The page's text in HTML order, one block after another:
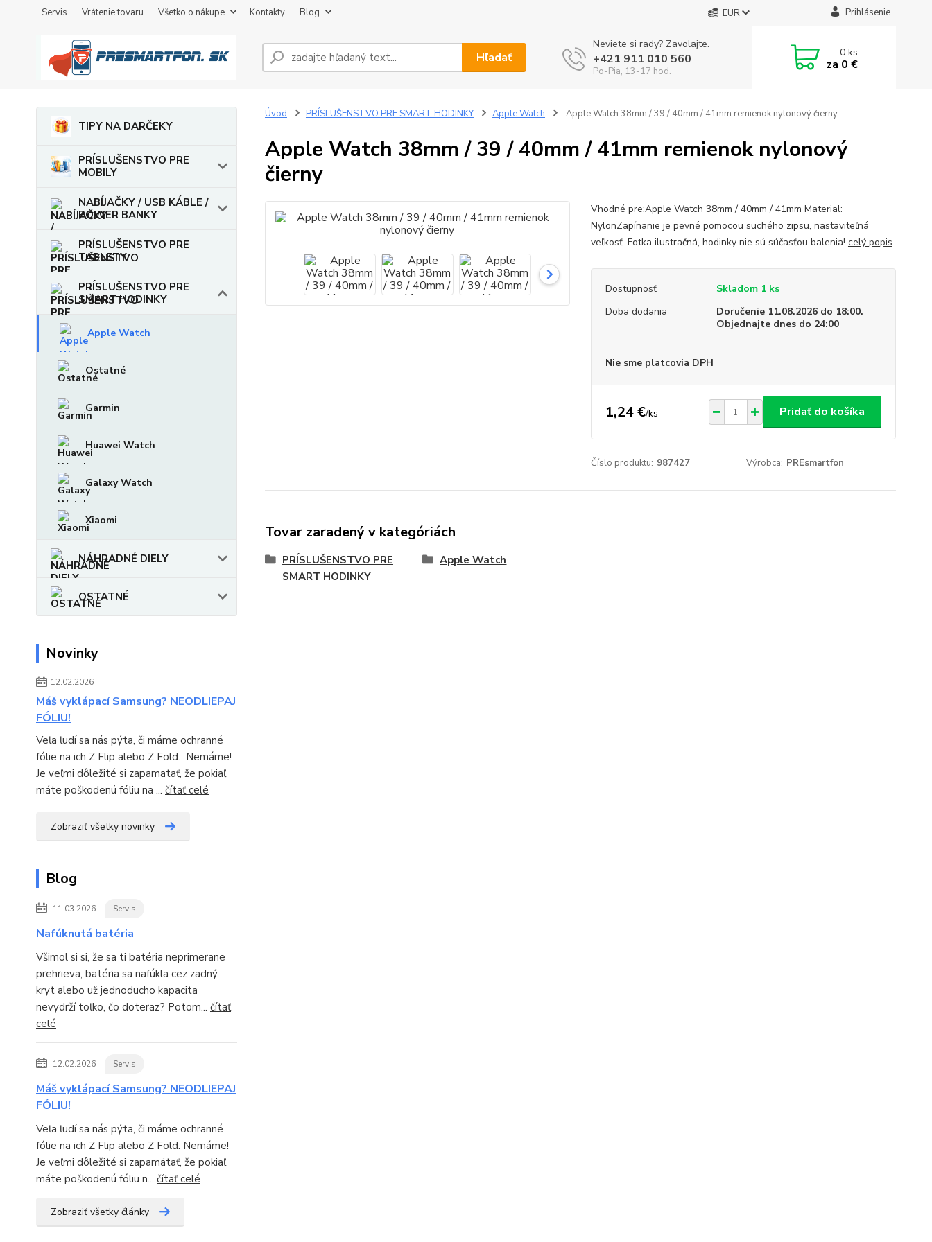
Servis Vrátenie tovaru Všetko o nákupe Kontakty Blog EUR Prihlásenie
Hľadať
Neviete si rady? Zavolajte.
+421 911 010 560
Po-Pia, 13-17 hod.
0ks
za 0 €
TIPY NA DARČEKY
PRÍSLUŠENSTVO PRE
MOBILY
NABÍJAČKY / USB KÁBLE /
POWER BANKY
PRÍSLUŠENSTVO PRE
TABLETY
PRÍSLUŠENSTVO PRE
SMART HODINKY
Apple Watch
Ostatné
Garmin
Huawei Watch
Galaxy Watch
Xiaomi
NÁHRADNÉ DIELY
OSTATNÉ
Novinky
12.02.2026
Máš vyklápací Samsung? NEODLIEPAJ
FÓLIU!
Veľa ľudí sa nás pýta, či máme ochranné
fólie na ich Z Flip alebo Z Fold. Nemáme!
Je veľmi dôležité si zapamatať, že pokiaľ
máte poškodenú fóliu na ... čítať celé
Zobraziť všetky novinky
Blog
11.03.2026 Servis
Nafúknutá batéria
Všimol si si, že sa ti batéria neprimerane
prehrieva, batéria sa nafúkla cez zadný
kryt alebo už jednoducho kapacita
nevydrží toľko, čo doteraz? Potom... čítať
celé
12.02.2026 Servis
Máš vyklápací Samsung? NEODLIEPAJ
FÓLIU!
Veľa ľudí sa nás pýta, či máme ochranné
fólie na ich Z Flip alebo Z Fold. Nemáme!
Je veľmi dôležité si zapamätať, že pokiaľ
máte poškodenú fóliu n... čítať celé
Zobraziť všetky články
Úvod PRÍSLUŠENSTVO PRE SMART HODINKY Apple Watch Apple Watch 38mm / 39 / 40mm / 41mm remienok nylonový čierny
Apple Watch 38mm / 39 / 40mm / 41mm remienok nylonový
čierny
Vhodné pre:Apple Watch 38mm / 40mm / 41mm Material:
NylonZapínanie je pevné pomocou suchého zipsu, nastaviteľná
veľkosť. Fotka ilustračná, hodinky nie sú súčasťou balenia! celý popis
Dostupnosť
Skladom 1 ks
Doba dodania
Doručenie 11.08.2026 do 18:00.
Objednajte dnes do 24:00
Nie sme platcovia DPH
1,24 €/ks Pridať do košíka
Číslo produktu: 987427 Výrobca: PREsmartfon
Tovar zaradený v kategóriách
PRÍSLUŠENSTVO PRE
SMART HODINKY
Apple Watch